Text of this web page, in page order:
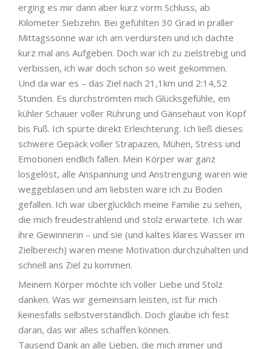
erging es mir dann aber kurz vorm Schluss, ab
Kilometer Siebzehn. Bei gefühlten 30 Grad in praller
Mittagssonne war ich am verdursten und ich dachte
kurz mal ans Aufgeben. Doch war ich zu zielstrebig und
verbissen, ich war doch schon so weit gekommen.
Und da war es – das Ziel nach 21,1km und 2:14,52
Stunden. Es durchströmten mich Glücksgefühle, ein
kühler Schauer voller Rührung und Gänsehaut von Kopf
bis Fuß. Ich spürte direkt Erleichterung. Ich ließ dieses
schwere Gepäck voller Strapazen, Mühen, Stress und
Emotionen endlich fallen. Mein Körper war ganz
losgelöst, alle Anspannung und Anstrengung waren wie
weggeblasen und am liebsten wäre ich zu Boden
gefallen. Ich war überglücklich meine Familie zu sehen,
die mich freudestrahlend und stolz erwartete. Ich war
ihre Gewinnerin – und sie (und kaltes klares Wasser im
Zielbereich) waren meine Motivation durchzuhalten und
schnell ans Ziel zu kommen.
Meinem Körper möchte ich voller Liebe und Stolz
danken. Was wir gemeinsam leisten, ist für mich
keinesfalls selbstverständlich. Doch glaube ich fest
daran, das wir alles schaffen können.
Tausend Dank an alle Lieben, die mich immer und